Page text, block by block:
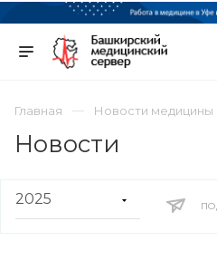
Главная Новости медицины
Новости